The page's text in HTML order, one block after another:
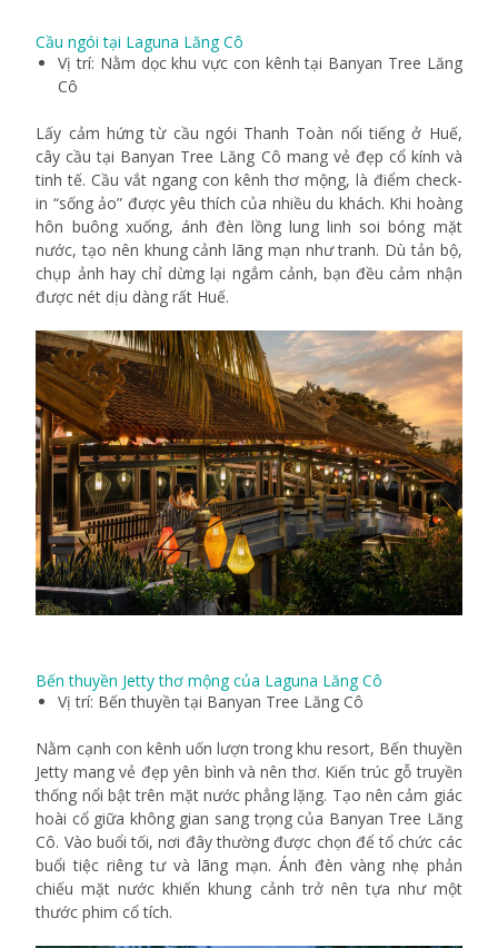
Cầu ngói tại Laguna Lăng Cô
Vị trí: Nằm dọc khu vực con kênh tại Banyan Tree Lăng
Cô
Lấy cảm hứng từ cầu ngói Thanh Toàn nổi tiếng ở Huế,
cây cầu tại Banyan Tree Lăng Cô mang vẻ đẹp cổ kính và
tinh tế. Cầu vắt ngang con kênh thơ mộng, là điểm check-
in “sống ảo” được yêu thích của nhiều du khách. Khi hoàng
hôn buông xuống, ánh đèn lồng lung linh soi bóng mặt
nước, tạo nên khung cảnh lãng mạn như tranh. Dù tản bộ,
chụp ảnh hay chỉ dừng lại ngắm cảnh, bạn đều cảm nhận
được nét dịu dàng rất Huế.
Bến thuyền Jetty thơ mộng của Laguna Lăng Cô
Vị trí: Bến thuyền tại Banyan Tree Lăng Cô
Nằm cạnh con kênh uốn lượn trong khu resort, Bến thuyền
Jetty mang vẻ đẹp yên bình và nên thơ. Kiến trúc gỗ truyền
thống nổi bật trên mặt nước phẳng lặng. Tạo nên cảm giác
hoài cổ giữa không gian sang trọng của Banyan Tree Lăng
Cô. Vào buổi tối, nơi đây thường được chọn để tổ chức các
buổi tiệc riêng tư và lãng mạn. Ánh đèn vàng nhẹ phản
chiếu mặt nước khiến khung cảnh trở nên tựa như một
thước phim cổ tích.